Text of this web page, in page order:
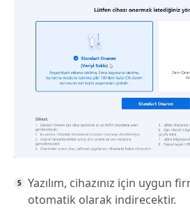
Yazılım, cihazınız için uygun
otomatik olarak indirecektir.